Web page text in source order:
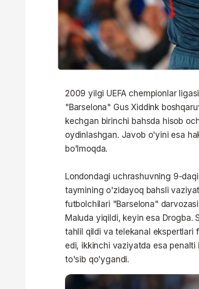
2009 yilgi UEFA chempionlar
"Barselona" Gus Xiddink
kechgan birinchi bahsda hisob
oydinlashgan. Javob o'yini esa
bo'lmoqda.
Londondagi uchrashuvning 9-
taymining o'zidayoq bahsli
futbolchilari "Barselona"
Maluda yiqildi, keyin esa Drogba.
tahlil qildi va telekanal ekspertlari
edi, ikkinchi vaziyatda esa
to'sib qo'ygandi.